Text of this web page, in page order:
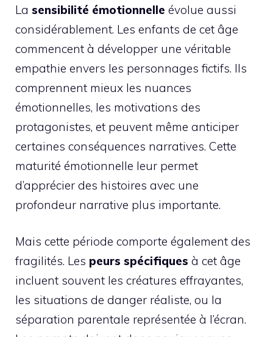
La sensibilité émotionnelle évolue aussi
considérablement. Les enfants de cet âge
commencent à développer une véritable
empathie envers les personnages fictifs. Ils
comprennent mieux les nuances
émotionnelles, les motivations des
protagonistes, et peuvent même anticiper
certaines conséquences narratives. Cette
maturité émotionnelle leur permet
d’apprécier des histoires avec une
profondeur narrative plus importante.
Mais cette période comporte également des
fragilités. Les peurs spécifiques à cet âge
incluent souvent les créatures effrayantes,
les situations de danger réaliste, ou la
séparation parentale représentée à l’écran.